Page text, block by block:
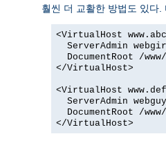
훨씬 더 교활한 방법도 있다.
<VirtualHost
ServerAdmin
DocumentRoot /
</VirtualHost>
<VirtualHost
ServerAdmin
DocumentRoot /
</VirtualHost>